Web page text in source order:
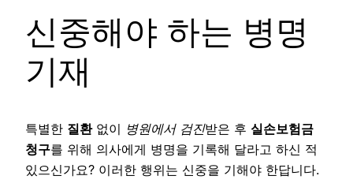
신중해야 하는 병명
기재
특별한 질환없이 병원에서 검진받은 후 실손보험금
청구를 위해 의사에게 병명을 기록해 달라고 하신 적
있으신가요? 이러한 행위는 신중을 기해야 한답니다.